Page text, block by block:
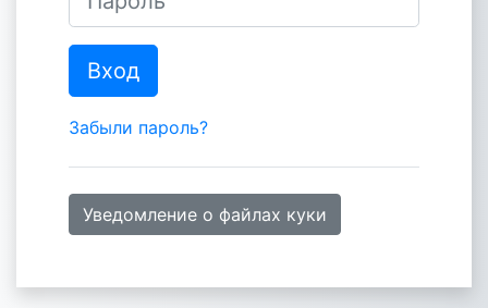
Вход
Забыли пароль?
Уведомление о файлах куки